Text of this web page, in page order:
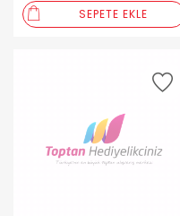
SEPETE EKLE